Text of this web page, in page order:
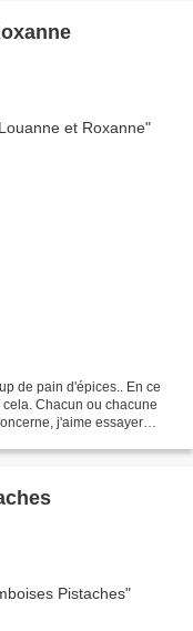
de pain d'épices.. En ce
Chacun ou chacune
j'aime essayer